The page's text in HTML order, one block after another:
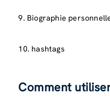
9. Biographie
10. hashtags
Comment